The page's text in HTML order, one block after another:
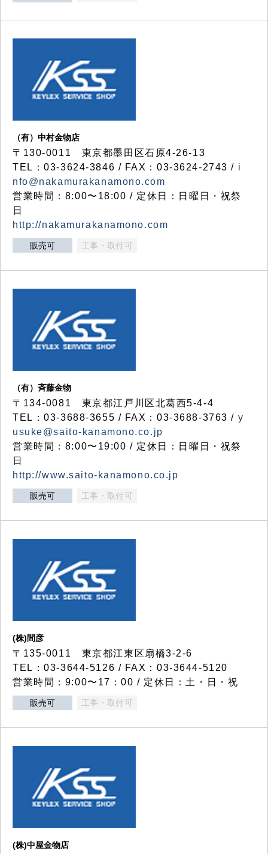
（有）中村金物店
〒130-0011 東京都墨田区石原4-26-13
TEL：03-3624-3846 / FAX：03-3624-2743 / i
nfo@nakamurakanamono.com
営業時間：8:00〜18:00 / 定休日：日曜日・祝祭
日
http://nakamurakanamono.com
販売可 工事・取付可
（有）斉藤金物
〒134-0081 東京都江戸川区北葛西5-4-4
TEL：03-3688-3655 / FAX：03-3688-3763 / y
usuke@saito-kanamono.co.jp
営業時間：8:00〜19:00 / 定休日：日曜日・祝祭
日
http://www.saito-kanamono.co.jp
販売可 工事・取付可
(株)間彦
〒135-0011 東京都江東区扇橋3-2-6
TEL：03-3644-5126 / FAX：03-3644-5120
営業時間：9:00〜17：00 / 定休日：土・日・祝
販売可 工事・取付可
(株)中屋金物店